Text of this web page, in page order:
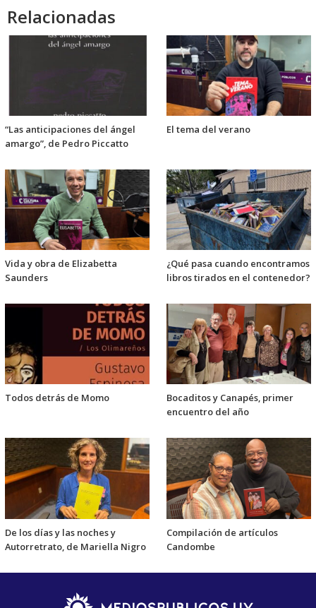
Relacionadas
“Las anticipaciones del ángel
amargo”, de Pedro Piccatto
El tema del verano
Vida y obra de Elizabetta
Saunders
¿Qué pasa cuando encontramos
libros tirados en el contenedor?
Todos detrás de Momo
Bocaditos y Canapés, primer
encuentro del año
De los días y las noches y
Autorretrato, de Mariella Nigro
Compilación de artículos
Candombe